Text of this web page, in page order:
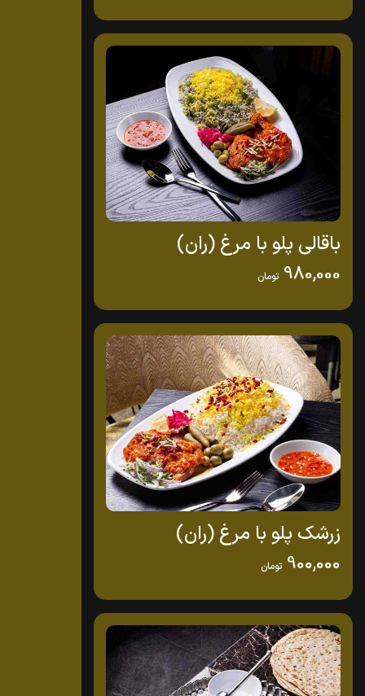
باقالی پلو با مرغ (ران)
980,000 تومان
زرشک پلو با مرغ (ران)
900,000 تومان